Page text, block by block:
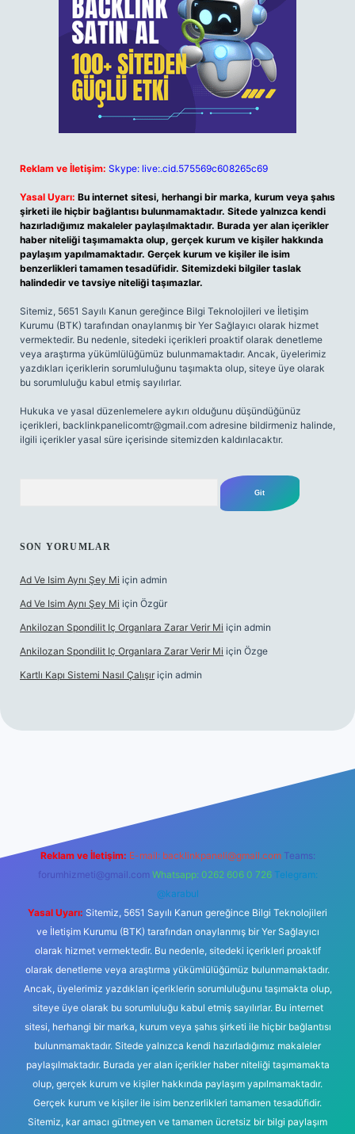
Reklam ve İletişim: Skype: live:.cid.575569c608265c69
Yasal Uyarı: Bu internet sitesi, herhangi bir marka, kurum veya şahıs
şirketi ile hiçbir bağlantısı bulunmamaktadır. Sitede yalnızca kendi
hazırladığımız makaleler paylaşılmaktadır. Burada yer alan içerikler
haber niteliği taşımamakta olup, gerçek kurum ve kişiler hakkında
paylaşım yapılmamaktadır. Gerçek kurum ve kişiler ile isim
benzerlikleri tamamen tesadüfidir. Sitemizdeki bilgiler taslak
halindedir ve tavsiye niteliği taşımazlar.
Sitemiz, 5651 Sayılı Kanun gereğince Bilgi Teknolojileri ve İletişim
Kurumu (BTK) tarafından onaylanmış bir Yer Sağlayıcı olarak hizmet
vermektedir. Bu nedenle, sitedeki içerikleri proaktif olarak denetleme
veya araştırma yükümlülüğümüz bulunmamaktadır. Ancak, üyelerimiz
yazdıkları içeriklerin sorumluluğunu taşımakta olup, siteye üye olarak
bu sorumluluğu kabul etmiş sayılırlar.
Hukuka ve yasal düzenlemelere aykırı olduğunu düşündüğünüz
içerikleri, backlinkpanelicomtr@gmail.com adresine bildirmeniz halinde,
ilgili içerikler yasal süre içerisinde sitemizden kaldırılacaktır.
SON YORUMLAR
Ad Ve Isim Aynı Şey Mi için admin
Ad Ve Isim Aynı Şey Mi için Özgür
Ankilozan Spondilit Iç Organlara Zarar Verir Mi için admin
Ankilozan Spondilit Iç Organlara Zarar Verir Mi için Özge
Kartlı Kapı Sistemi Nasıl Çalışır için admin
Reklam ve İletişim: E-mail: backlinkpaneli@gmail.com Teams:
forumhizmeti@gmail.com Whatsapp: 0262 606 0 726 Telegram:
@karabul
Yasal Uyarı: Sitemiz, 5651 Sayılı Kanun gereğince Bilgi Teknolojileri
ve İletişim Kurumu (BTK) tarafından onaylanmış bir Yer Sağlayıcı
olarak hizmet vermektedir. Bu nedenle, sitedeki içerikleri proaktif
olarak denetleme veya araştırma yükümlülüğümüz bulunmamaktadır.
Ancak, üyelerimiz yazdıkları içeriklerin sorumluluğunu taşımakta olup,
siteye üye olarak bu sorumluluğu kabul etmiş sayılırlar. Bu internet
sitesi, herhangi bir marka, kurum veya şahıs şirketi ile hiçbir bağlantısı
bulunmamaktadır. Sitede yalnızca kendi hazırladığımız makaleler
paylaşılmaktadır. Burada yer alan içerikler haber niteliği taşımamakta
olup, gerçek kurum ve kişiler hakkında paylaşım yapılmamaktadır.
Gerçek kurum ve kişiler ile isim benzerlikleri tamamen tesadüfidir.
Sitemiz, kar amacı gütmeyen ve tamamen ücretsiz bir bilgi paylaşım